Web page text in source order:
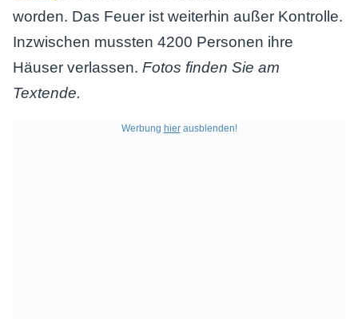
worden. Das Feuer ist weiterhin außer Kontrolle.
Inzwischen mussten 4200 Personen ihre
Häuser verlassen. Fotos finden Sie am
Textende.
Werbung hierausblenden!